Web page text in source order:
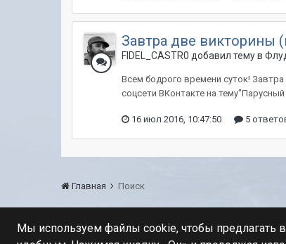
Завтра две викторины
FIDEL_CASTR0 добавил тему в
Всем бодрого времени суток!
соцсети ВКонтакте на
16 июл 2016, 10:47:50 5
Главная Поиск
Мы используем файлы cookie, чтобы предлагать